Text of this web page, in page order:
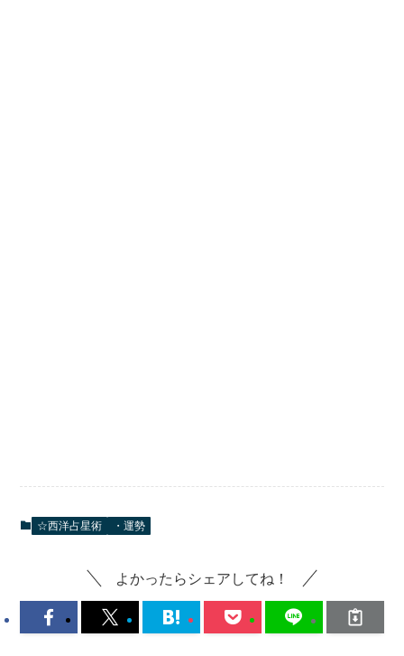
☆西洋占星術 ・運勢
よかったらシェアしてね！